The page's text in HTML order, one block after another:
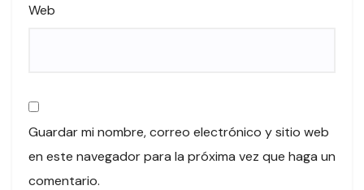
Web
Guardar mi nombre, correo electrónico y sitio web
en este navegador para la próxima vez que haga un
comentario.